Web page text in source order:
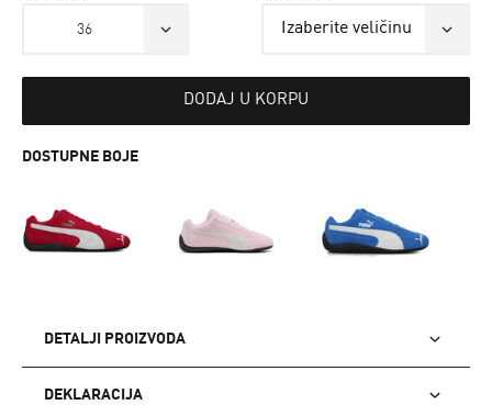
36
DODAJ U KORPU
DOSTUPNE BOJE
DETALJI PROIZVODA
DEKLARACIJA